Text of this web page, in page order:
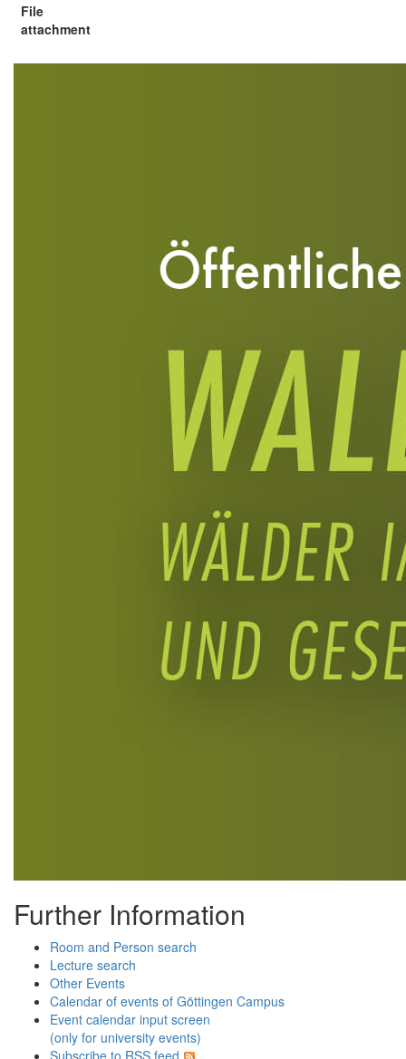
File
attachment
Further Information
Room and Person search
Lecture search
Other Events
Calendar of events of Göttingen Campus
Event calendar input screen
(only for university events)
Subscribe to RSS feed